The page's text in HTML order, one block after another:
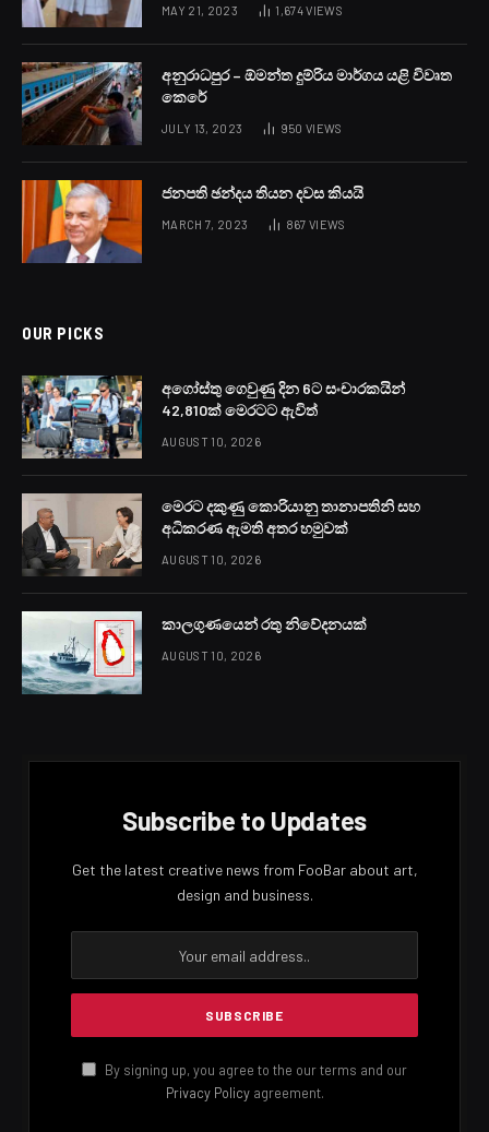
අධි ආක්ෂිත බන්ධනාගාරයේ රඳවා සිටින සංවිධානාත්මක
අපරාධ කල්ලි සමාජිකයකුගේ දියණියගේ වැඩිවියට
පැමීණීමේ උත්සවයක් පසුගියදා විශාල වියදමක් දරා කොළඹ
තරු හතේ හෝටලයේ දී මහත් උත්කර්ශවත් අයුරුන් පවත්වා
ඇති බව පොලිස් ආරංචි මාර්ග පවසයි.
මෙම උත්සවය හා භොජන සංග්‍රය ඉකුත් (23) රාත්‍රියේ පවත්වා
ඇති බවද වාර්තාවේ.
මෙම උත්සවය සදහා අලංකාර ආරාධනා පත්‍ර මුද්‍රණය කර ඇති
අතර, උත්සවය වෙනුවෙන් 150 – 200 ට ආසන්න ආරාධිතයන්
කොම්පඤ්ඤවීදිය ටි හෝටලක් සහිත ප්‍රධාන පෙළේ නිවාස
සාදයක් පවත්වා ඇති බවද වාර්තා වේ.
FacebookTwitter Pinterest LinkedInReddit
PREVIOUS ARTICLE
දුෂ්මන්ත චමීර අද තරගයට ක්‍රීඩා
NEXT ARTICLE
ව්‍යවස්ථා සභා ලේකම්ගේ